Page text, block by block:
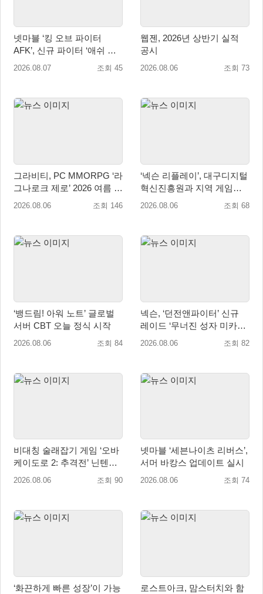
넷마블 ‘킹 오브 파이터
AFK’, 신규 파이터 ‘애쉬 크
림존’ 업데이트
2026.08.07 조회 45
웹젠, 2026년 상반기 실적
공시
2026.08.06 조회 73
그라비티, PC MMORPG ‘라
그나로크 제로’ 2026 여름 프
로모션 진행!
2026.08.06 조회 146
‘넥슨 리플레이’, 대구디지털
혁신진흥원과 지역 게임산
업 육성 위한 업무협약 체결
2026.08.06 조회 68
‘뱅드림! 아워 노트’ 글로벌
서버 CBT 오늘 정식 시작
2026.08.06 조회 84
넥슨, ‘던전앤파이터’ 신규
레이드 ‘무너진 성자 미카엘
라’ 업데이트!
2026.08.06 조회 82
비대칭 술래잡기 게임 ‘오바
케이도로 2: 추격전’ 닌텐도
eShop 출시
2026.08.06 조회 90
넷마블 ‘세븐나이츠 리버스’,
서머 바캉스 업데이트 실시
2026.08.06 조회 74
‘화끈하게 빠른 성장’이 가능
로스트아크, 맘스터치와 함